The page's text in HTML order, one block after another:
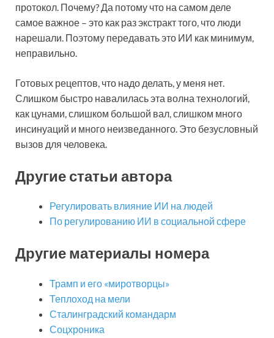
протокол. Почему? Да потому что на самом деле
самое важное – это как раз экстракт того, что люди
нарешали. Поэтому передавать это ИИ как минимум,
неправильно.
Готовых рецептов, что надо делать, у меня нет.
Слишком быстро навалилась эта волна технологий,
как цунами, слишком большой вал, слишком много
инсинуаций и много неизведанного. Это безусловный
вызов для человека.
Другие статьи автора
Регулировать влияние ИИ на людей
По регулированию ИИ в социальной сфере
Другие материалы номера
Трамп и его «миротворцы»
Теплоход на мели
Сталинградский командарм
Соцхроника